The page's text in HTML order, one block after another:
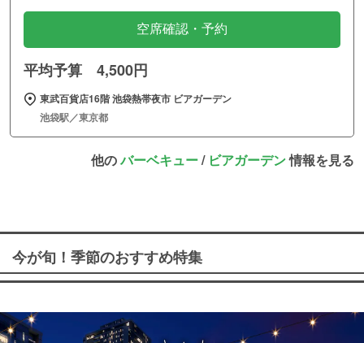
空席確認・予約
平均予算 4,500円
東武百貨店16階 池袋熱帯夜市 ビアガーデン
池袋駅／東京都
他のバーベキュー/ ビアガーデン情報を見る
今が旬！季節のおすすめ特集